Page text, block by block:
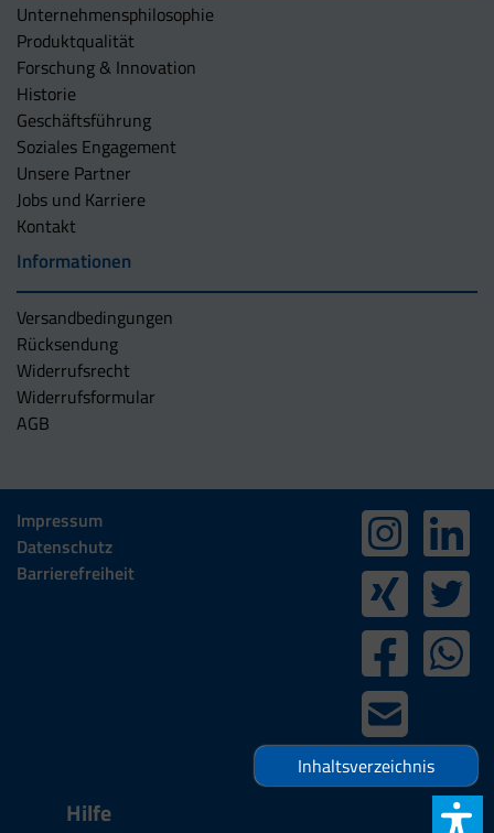
Unternehmens­philosophie
Produktqualität
Forschung & Innovation
Historie
Geschäftsführung
Soziales Engagement
Unsere Partner
Jobs und Karriere
Kontakt
Informationen
Versandbedingungen
Rücksendung
Widerrufsrecht
Widerrufsformular
AGB
Impressum
Datenschutz
Barrierefreiheit
Inhaltsverzeichnis
Hilfe